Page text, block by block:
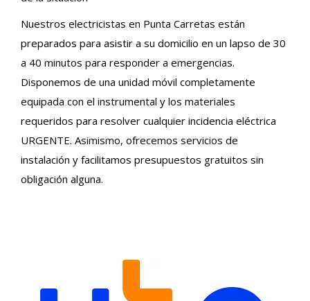
Nuestros electricistas en Punta Carretas están
preparados para asistir a su domicilio en un lapso de 30
a 40 minutos para responder a emergencias.
Disponemos de una unidad móvil completamente
equipada con el instrumental y los materiales
requeridos para resolver cualquier incidencia eléctrica
URGENTE. Asimismo, ofrecemos servicios de
instalación y facilitamos presupuestos gratuitos sin
obligación alguna.